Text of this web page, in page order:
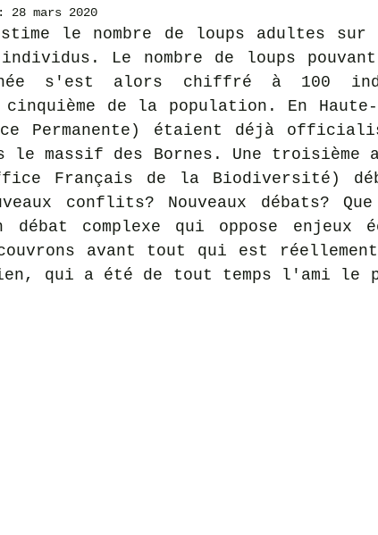
28 mars 2020
le nombre de loups adultes
Le nombre de loups
s'est alors chiffré à 100
cinquième de la population. En Haute-
Permanente) étaient déjà
le massif des Bornes. Une troisième
Français de la Biodiversité)
conflits? Nouveaux débats? Que
complexe qui oppose enjeux
avant tout qui est
qui a été de tout temps l'ami le